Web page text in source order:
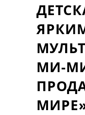
МИ-